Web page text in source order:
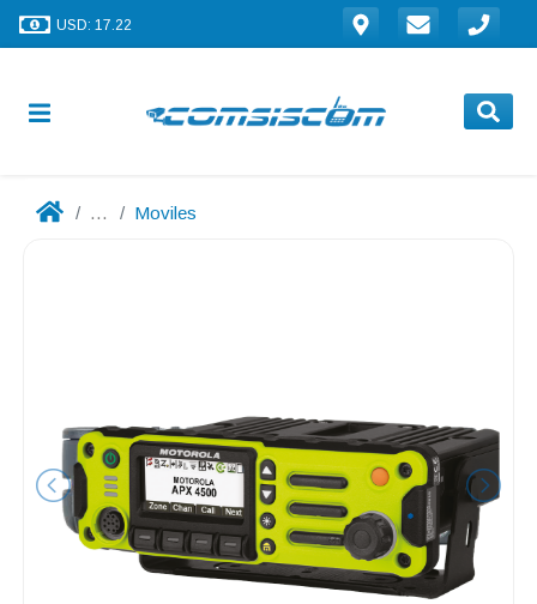
USD: 17.22
... Moviles